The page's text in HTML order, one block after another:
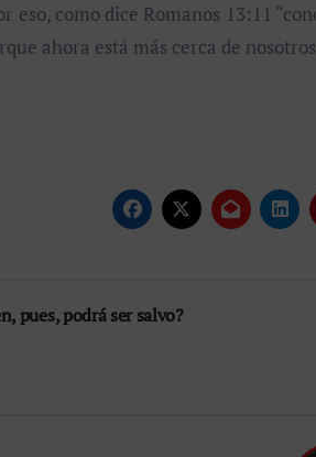
eso, como dice Romanos 13:11
ahora está más cerca de
pues, podrá ser salvo?